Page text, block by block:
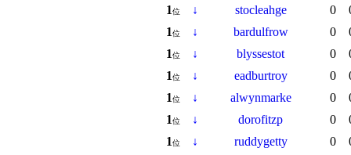
1位 ↓ stocleahge 0
1位 ↓ bardulfrow 0
1位 ↓ blyssestot 0
1位 ↓ eadburtroy 0
1位 ↓ alwynmarke 0
1位 ↓ dorofitzp 0
1位 ↓ ruddygetty 0